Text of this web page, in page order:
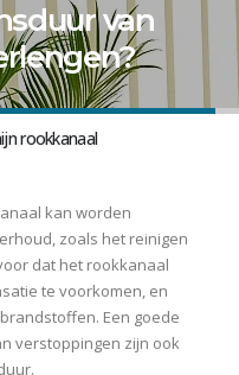
van
rookkanaal
kan worden
zoals het reinigen
dat het rookkanaal
te voorkomen, en
Een goede
verstoppingen zijn ook